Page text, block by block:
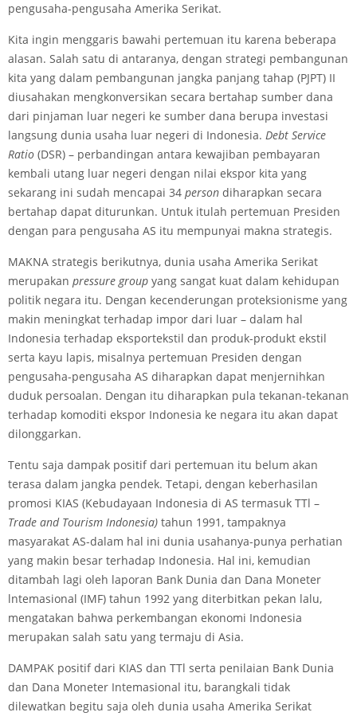
pengusaha-pengusaha Amerika Serikat.
Kita ingin menggaris bawahi pertemuan itu karena beberapa
alasan. Salah satu di antaranya, dengan strategi pembangunan
kita yang dalam pembangunan jangka panjang tahap (PJPT) II
diusahakan mengkonversikan secara bertahap sumber dana
dari pinjaman luar negeri ke sumber dana berupa investasi
langsung dunia usaha luar negeri di Indonesia. Debt Service
Ratio (DSR) – perbandingan antara kewajiban pembayaran
kembali utang luar negeri dengan nilai ekspor kita yang
sekarang ini sudah mencapai 34 person diharapkan secara
bertahap dapat diturunkan. Untuk itulah pertemuan Presiden
dengan para pengusaha AS itu mempunyai makna strategis.
MAKNA strategis berikutnya, dunia usaha Amerika Serikat
merupakan pressuregroup yang sangat kuat dalam kehidupan
politik negara itu. Dengan kecenderungan proteksionisme yang
makin meningkat terhadap impor dari luar – dalam hal
Indonesia terhadap eksportekstil dan produk-produkt ekstil
serta kayu lapis, misalnya pertemuan Presiden dengan
pengusaha-pengusaha AS diharapkan dapat menjernihkan
duduk persoalan. Dengan itu diharapkan pula tekanan-tekanan
terhadap komoditi ekspor Indonesia ke negara itu akan dapat
dilonggarkan.
Tentu saja dampak positif dari pertemuan itu belum akan
terasa dalam jangka pendek. Tetapi, dengan keberhasilan
promosi KIAS (Kebudayaan Indonesia di AS termasuk TTl –
Trade and Tourism Indonesia) tahun 1991, tampaknya
masyarakat AS-dalam hal ini dunia usahanya-punya perhatian
yang makin besar terhadap Indonesia. Hal ini, kemudian
ditambah lagi oleh laporan Bank Dunia dan Dana Moneter
lntemasional (IMF) tahun 1992 yang diterbitkan pekan lalu,
mengatakan bahwa perkembangan ekonomi Indonesia
merupakan salah satu yang termaju di Asia.
DAMPAK positif dari KIAS dan TTl serta penilaian Bank Dunia
dan Dana Moneter Intemasional itu, barangkali tidak
dilewatkan begitu saja oleh dunia usaha Amerika Serikat